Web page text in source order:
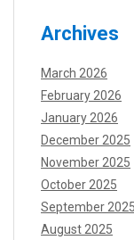
Archives
March 2026
February 2026
January 2026
December 2025
November 2025
October 2025
September 2025
August 2025